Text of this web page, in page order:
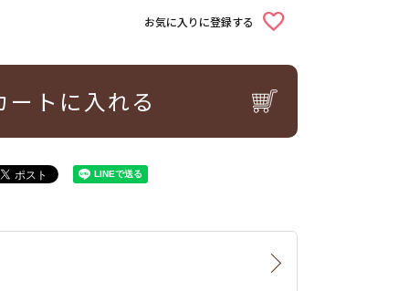
お気に入りに登録する
ートに入れる